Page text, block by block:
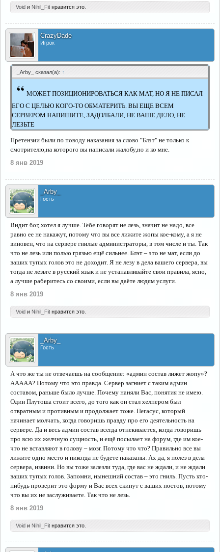
Void и Nihil_Fit нравится это.
CrazyDade
Игрок
_Arby_ сказал(а): ↑
“ МОЖЕТ ПОЗИЦИОНИРОВАТЬСЯ КАК МАТ, НО Я НЕ ПИСАЛ
ЕГО С ЦЕЛЬЮ КОГО-ТО ОБМАТЕРИТЬ. ВЫ ЕЩЕ ВСЕМ
СЕРВЕРОМ НАПИШИТЕ, ЗАДОЛБАЛИ, НЕ ВАШЕ ДЕЛО, НЕ
ЛЕЗЬТЕ
Претензии были по поводу наказания за слово "Блэт" не только к
смотрителю,на которого вы написали жалобу,но и ко мне.
8 янв 2019
_Arby_
Гость
Видит бог, хотел я лучше. Тебе говорят не лезь, значит не надо, все
равно ее не накажут, потому что вы все лижите жопы кое-кому, а я не
виновен, что на сервере гнилые администраторы, в том числе и ты. Так
что не лезь или полью грязью ещё сильнее. Блэт – это не мат, если до
ваших тупых голов это не доходит. Я не лезу в дела вашего сервера, вы
тогда не лезьте в русский язык и не устанавливайте свои правила, ясно,
а лучше раберитесь со своими, если вы даёте людям услуги.
8 янв 2019
Void и Nihil_Fit нравится это.
_Arby_
Гость
А что же ты не отвечаешь на сообщение: «админ состав лижет жопу»?
ААААА? Потому что это правда. Сервер загниет с таким админ
составом, раньше было лучше. Почему наняли Вас, понятия не имею.
Один Плутоша стоит всего, до того как он стал хелпером был
отвратным и противным и продолжает тоже. Пегасус, который
начинает молчать, когда говоришь правду про его деятельность на
сервере. Да и весь админ состав всегда отнекивается, когда говоришь
про всю их желчную сущность, и ещё посылает на форум, где им кое-
что не вставляют в голову – мозг. Потому что что? Правильно все вы
лижите одно место и никогда не будете наказаны. Ах да, я полез в дела
сервера, извини. Но вы тоже залезли туда, где вас не ждали, и не ждали
ваших тупых голов. Запомни, нынешний состав – это гниль. Пусть кто-
нибудь проверит это форму и Вас всех скинут с ваших постов, потому
что вы их не заслуживаете. Так что не лезь.
8 янв 2019
Void и Nihil_Fit нравится это.